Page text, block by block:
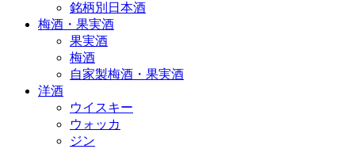
銘柄別日本酒
梅酒・果実酒
果実酒
梅酒
自家製梅酒・果実酒
洋酒
ウイスキー
ウォッカ
ジン